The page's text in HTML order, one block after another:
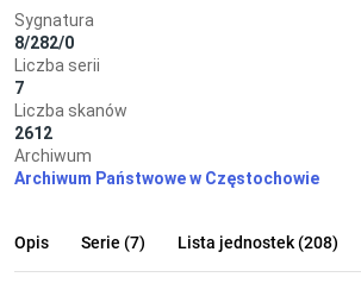
Sygnatura
8/282/0
Liczba serii
7
Liczba skanów
2612
Archiwum
Archiwum Państwowe w Częstochowie
Opis Serie (7) Lista jednostek (208)